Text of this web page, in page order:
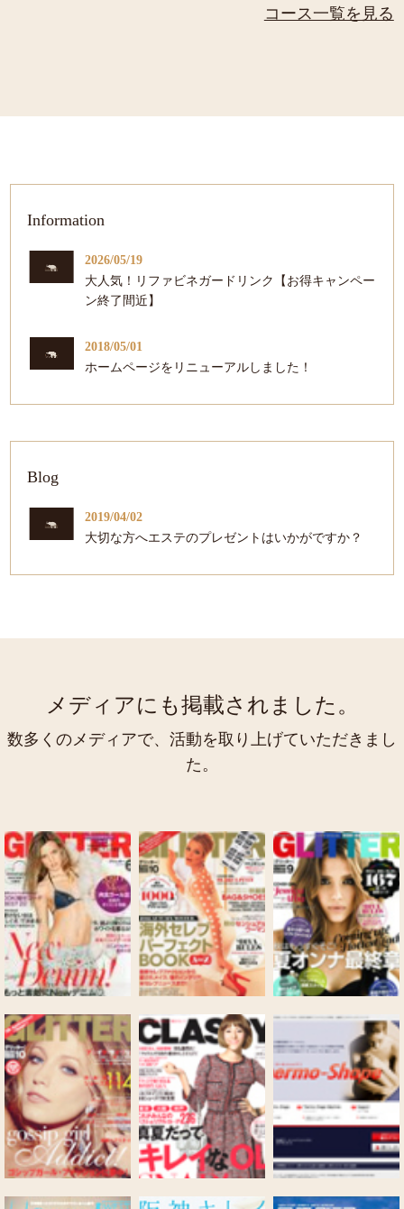
コース一覧を見る
Information
2026/05/19
大人気！リファビネガードリンク【お得キャンペー
ン終了間近】
2018/05/01
ホームページをリニューアルしました！
Blog
2019/04/02
大切な方へエステのプレゼントはいかがですか？
メディアにも掲載されました。
数多くのメディアで、活動を取り上げていただきまし
た。